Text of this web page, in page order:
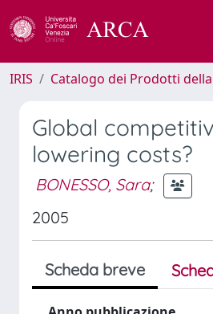
IRIS Catalogo dei Prodotti
Global
lowering costs?
BONESSO, Sara;
2005
Scheda breve